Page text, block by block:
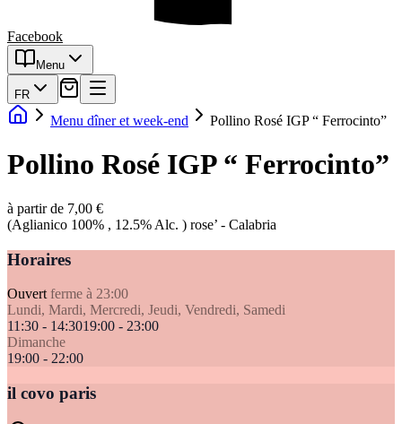
Facebook
Menu
FR
Menu dîner et week-end Pollino Rosé IGP “ Ferrocinto”
Pollino Rosé IGP “ Ferrocinto”
à partir de 7,00 €
(Aglianico 100% , 12.5% Alc. ) rose’ - Calabria
Horaires
Ouvert ferme à 23:00
Lundi, Mardi, Mercredi, Jeudi, Vendredi, Samedi
11:30 - 14:3019:00 - 23:00
Dimanche
19:00 - 22:00
il covo paris